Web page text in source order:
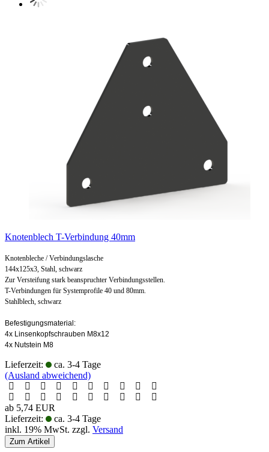
Knotenblech T-Verbindung 40mm
Knotenbleche / Verbindungslasche
144x125x3, Stahl, schwarz
Zur Versteifung stark beanspruchter Verbindungsstellen.
T-Verbindungen für Systemprofile 40 und 80mm.
Stahlblech, schwarz
Befestigungsmaterial:
4x Linsenkopfschrauben M8x12
4x Nutstein M8
Lieferzeit:
ca. 3-4 Tage
(Ausland abweichend)
ab 5,74 EUR
Lieferzeit:
ca. 3-4 Tage
inkl. 19% MwSt. zzgl. Versand
Zum Artikel